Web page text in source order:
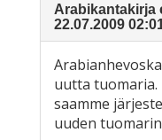
Arabikantakirja
22.07.2009
uutta tuomaria.
saamme
uuden